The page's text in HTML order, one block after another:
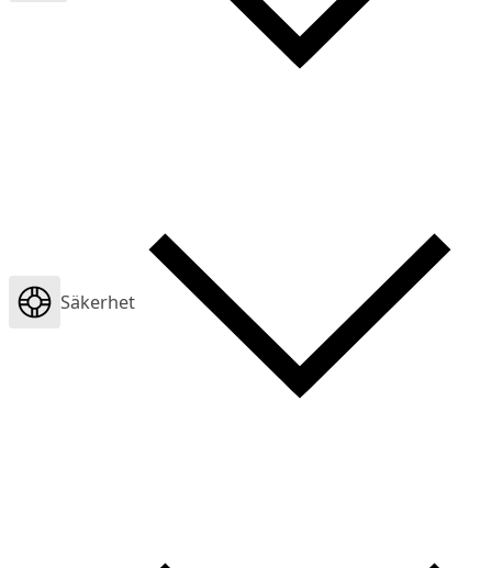
Säkerhet